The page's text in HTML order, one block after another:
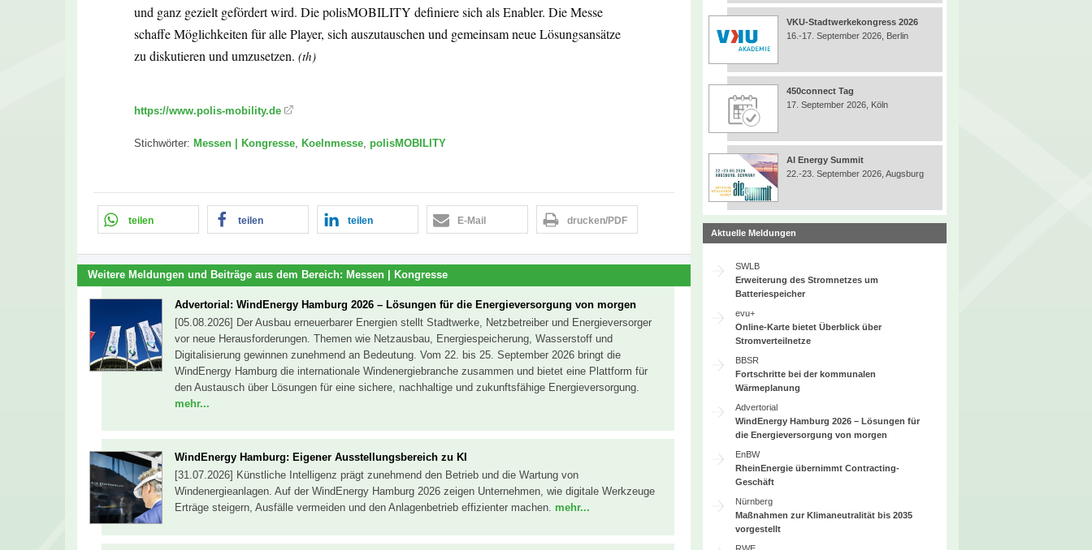
und ganz gezielt gefördert wird. Die polisMOBILITY definiere sich als Enabler. Die Messe
schaffe Möglichkeiten für alle Player, sich auszutauschen und gemeinsam neue Lösungsansätze
zu diskutieren und umzusetzen. (th)
https://www.polis-mobility.de
Stichwörter: Messen | Kongresse, Koelnmesse, polisMOBILITY
teilen teilen teilen E-Mail drucken/PDF
Weitere Meldungen und Beiträge aus dem Bereich: Messen | Kongresse
Advertorial: WindEnergy Hamburg 2026 – Lösungen für die Energieversorgung von morgen
[05.08.2026] Der Ausbau erneuerbarer Energien stellt Stadtwerke, Netzbetreiber und Energieversorger
vor neue Herausforderungen. Themen wie Netzausbau, Energiespeicherung, Wasserstoff und
Digitalisierung gewinnen zunehmend an Bedeutung. Vom 22. bis 25. September 2026 bringt die
WindEnergy Hamburg die internationale Windenergiebranche zusammen und bietet eine Plattform für
den Austausch über Lösungen für eine sichere, nachhaltige und zukunftsfähige Energieversorgung.
mehr...
WindEnergy Hamburg: Eigener Ausstellungsbereich zu KI
[31.07.2026] Künstliche Intelligenz prägt zunehmend den Betrieb und die Wartung von
Windenergieanlagen. Auf der WindEnergy Hamburg 2026 zeigen Unternehmen, wie digitale Werkzeuge
Erträge steigern, Ausfälle vermeiden und den Anlagenbetrieb effizienter machen. mehr...
VKU-Stadtwerkekongress 2026
16.-17. September 2026, Berlin
450connect Tag
17. September 2026, Köln
AI Energy Summit
22.-23. September 2026, Augsburg
Aktuelle Meldungen
SWLB
Erweiterung des Stromnetzes um
Batteriespeicher
evu+
Online-Karte bietet Überblick über
Stromverteilnetze
BBSR
Fortschritte bei der kommunalen
Wärmeplanung
Advertorial
WindEnergy Hamburg 2026 – Lösungen für
die Energieversorgung von morgen
EnBW
RheinEnergie übernimmt Contracting-
Geschäft
Nürnberg
Maßnahmen zur Klimaneutralität bis 2035
vorgestellt
RWE